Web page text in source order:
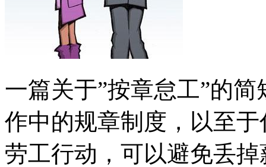
一篇关于”按章怠工”的
作中的规章制度，以至
劳工行动，可以避免丢掉